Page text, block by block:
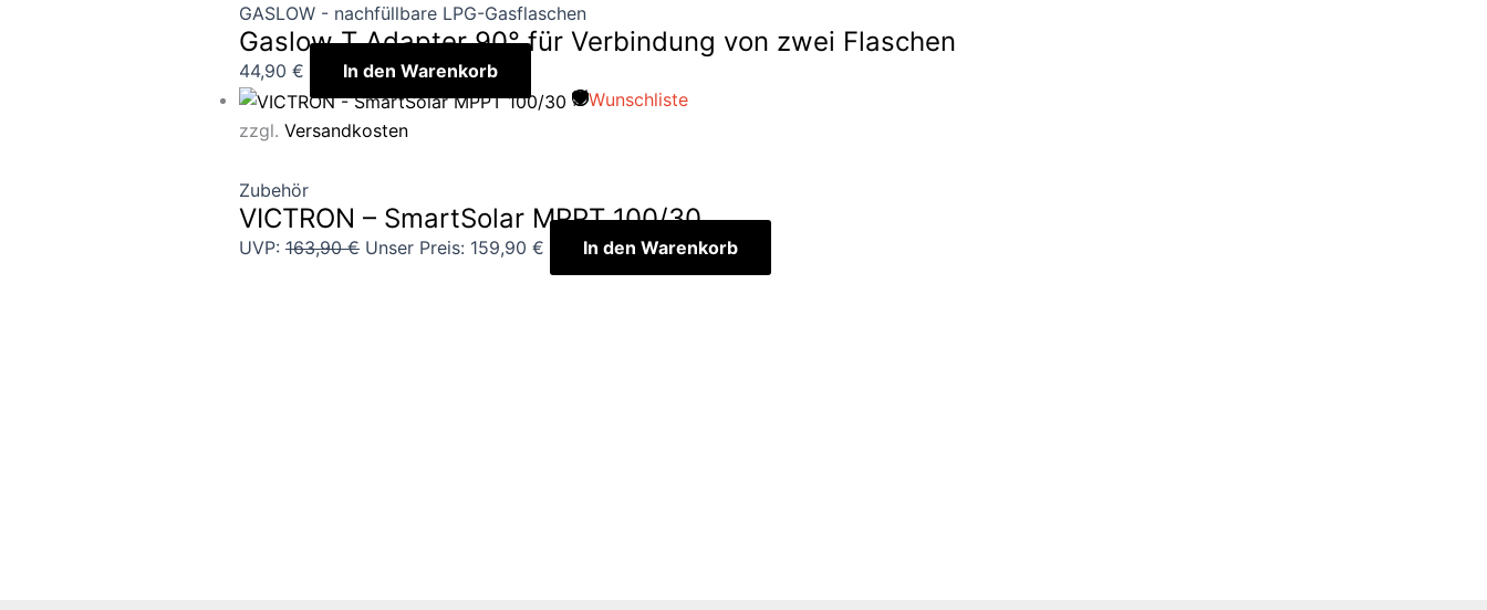
GASLOW - nachfüllbare LPG-Gasflaschen
Gaslow T Adapter 90° für Verbindung von zwei Flaschen
44,90 € In den Warenkorb
Wunschliste
zzgl. Versandkosten
Zubehör
VICTRON – SmartSolar MPPT 100/30
UVP: 163,90€ Unser Preis: 159,90 € In den Warenkorb